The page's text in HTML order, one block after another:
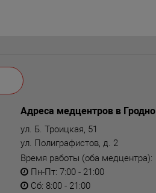
Адреса медцентров в Гродно
ул. Б. Троицкая, 51
ул. Полиграфистов, д. 2
Время работы (оба медцентра):
Пн-Пт: 7:00 - 21:00
Сб: 8:00 - 21:00